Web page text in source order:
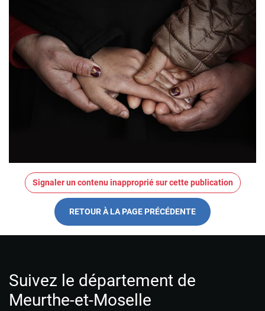
Signaler un contenu inapproprié sur cette publication
RETOUR À LA PAGE PRÉCÉDENTE
Suivez le département de
Meurthe-et-Moselle